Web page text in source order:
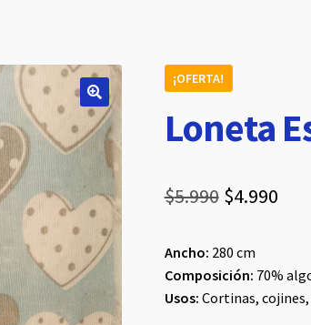
¡OFERTA!
Loneta
$5.990 El
original
era:
$4.990El
es:
Ancho: 280 cm
Composición: 70%
Usos: Cortinas,